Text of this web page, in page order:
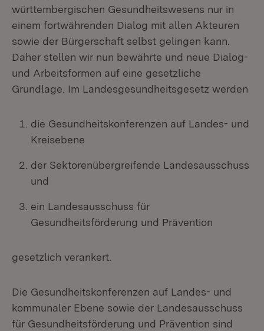
württembergischen Gesundheitswesens nur in
einem fortwährenden Dialog mit allen Akteuren
sowie der Bürgerschaft selbst gelingen kann.
Daher stellen wir nun bewährte und neue Dialog-
und Arbeitsformen auf eine gesetzliche
Grundlage. Im Landesgesundheitsgesetz werden
die Gesundheitskonferenzen auf Landes- und
Kreisebene
der Sektorenübergreifende Landesausschuss
und
ein Landesausschuss für
Gesundheitsförderung und Prävention
gesetzlich verankert.
Die Gesundheitskonferenzen auf Landes- und
kommunaler Ebene sowie der Landesausschuss
für Gesundheitsförderung und Prävention sind